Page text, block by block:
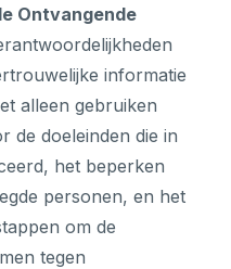
Ontvangende
informatie
alleen gebruiken
de doeleinden die in
het beperken
personen, en het
om de
tegen